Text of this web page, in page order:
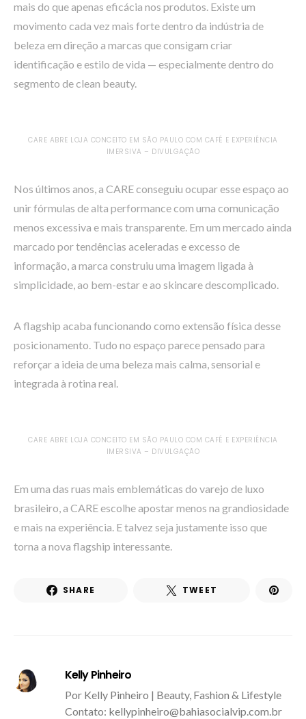
mais do que apenas eficácia nos produtos. Existe um
movimento cada vez mais forte dentro da indústria de
beleza em direção a marcas que consigam criar
identificação e estilo de vida — especialmente dentro do
segmento de clean beauty.
CARE ABRE LOJA CONCEITO EM SÃO PAULO COM CAFÉ E EXPERIÊNCIA
IMERSIVA – DIVULGAÇÃO
Nos últimos anos, a CARE conseguiu ocupar esse espaço ao
unir fórmulas de alta performance com uma comunicação
menos excessiva e mais transparente. Em um mercado ainda
marcado por tendências aceleradas e excesso de
informação, a marca construiu uma imagem ligada à
simplicidade, ao bem-estar e ao skincare descomplicado.
A flagship acaba funcionando como extensão física desse
posicionamento. Tudo no espaço parece pensado para
reforçar a ideia de uma beleza mais calma, sensorial e
integrada à rotina real.
CARE ABRE LOJA CONCEITO EM SÃO PAULO COM CAFÉ E EXPERIÊNCIA
IMERSIVA – DIVULGAÇÃO
Em uma das ruas mais emblemáticas do varejo de luxo
brasileiro, a CARE escolhe apostar menos na grandiosidade
e mais na experiência. E talvez seja justamente isso que
torna a nova flagship interessante.
SHARE TWEET
Kelly Pinheiro
Por Kelly Pinheiro | Beauty, Fashion & Lifestyle
Contato: kellypinheiro@bahiasocialvip.com.br